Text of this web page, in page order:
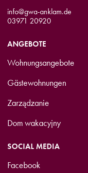
info@gwa-anklam.de
03971 20920
ANGEBOTE
Wohnungsangebote
Gästewohnungen
Zarządzanie
Dom wakacyjny
SOCIAL MEDIA
Facebook